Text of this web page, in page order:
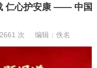
仁心护安康 —— 中国
次 编辑：佚名